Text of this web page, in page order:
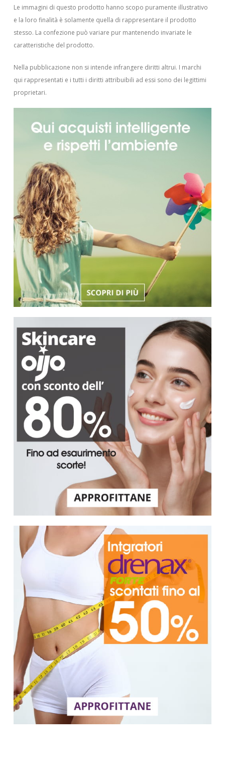
Le immagini di questo prodotto hanno scopo puramente illustrativo
e la loro finalità è solamente quella di rappresentare il prodotto
stesso. La confezione può variare pur mantenendo invariate le
caratteristiche del prodotto.
Nella pubblicazione non si intende infrangere diritti altrui. I marchi
qui rappresentati e i tutti i diritti attribuibili ad essi sono dei legittimi
proprietari.